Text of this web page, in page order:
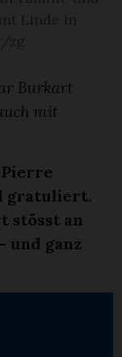
Burkart
mit
gratuliert.
stösst an
und ganz